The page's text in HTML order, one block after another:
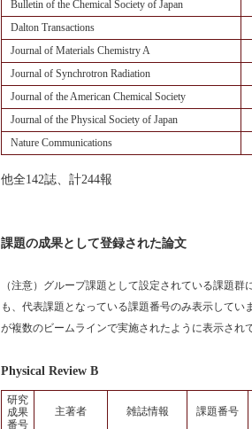
Bulletin of the Chemical Society of Japan
Dalton Transactions
Journal of Materials Chemistry A
Journal of Synchrotron Radiation
Journal of the American Chemical Society
Journal of the Physical Society of Japan
Nature Communications
他全142誌、計244報
課題の成果として登録された論文
（注意）グループ課題として設定されている課題
も、代表課題となっている課題番号のみ表示して
が複数のビームラインで実施されたように表示され
Physical Review B
研究
成果
番号
主著者 雑誌情報 課題番号